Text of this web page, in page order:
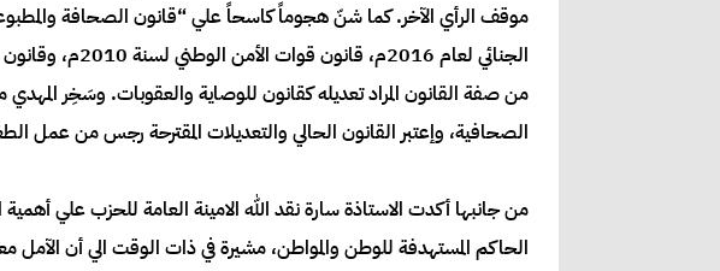
الجنائي لعام
من صفة القانون المراد تعديله كقانون للوصاية والعقوبات. وسَخِر
الصحافية، وإعتبر القانون الحالي والتعديلات المقترحة رجس من عمل
من جانبها أكدت الاستاذة سارة نقد الله الامينة العامة للحزب علي
الحاكم المستهدفة للوطن والمواطن، مشيرة في ذات الوقت الي أن الآمل